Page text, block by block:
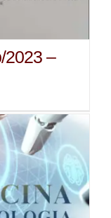
2023 –